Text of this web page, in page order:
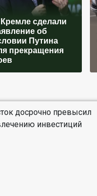
сделали
об
Путина
прекращения
досрочно превысил
инвестиций